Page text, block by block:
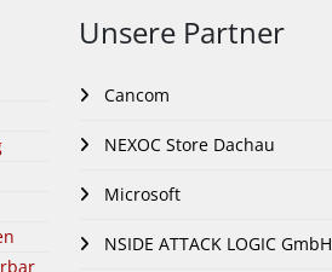
Unsere Partner
Cancom
NEXOC Store Dachau
Microsoft
NSIDE ATTACK LOGIC GmbH